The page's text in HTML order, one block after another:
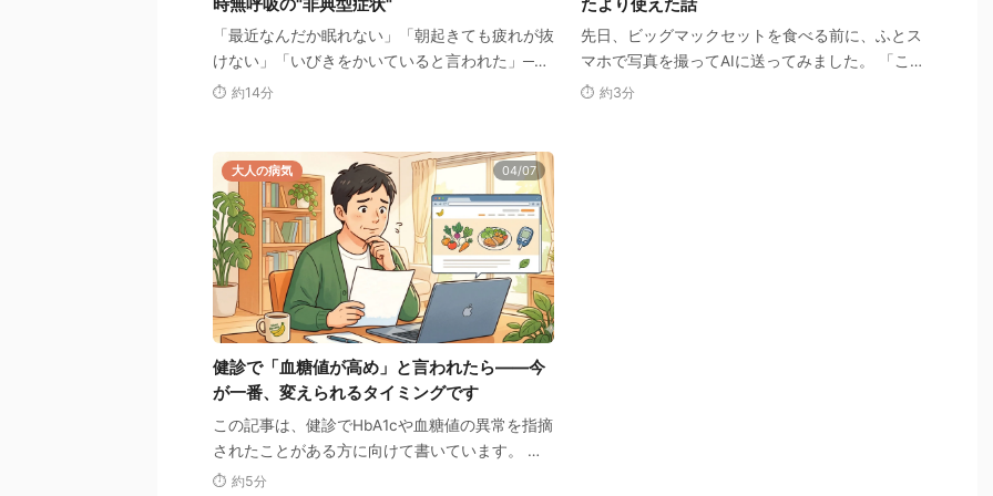
「最近なんだか眠れない」「朝起きても疲れが抜
けない」「いびきをかいていると言われた」──
そんな悩みを、更年期や日々の疲れのせいにして
⏱ 約14分
先日、ビッグマックセットを食べる前に、ふとス
マホで写真を撮ってAIに送ってみました。 「こ
れ何カロリー？ダイエットには適切？」 返って
⏱ 約3分
大人の病気 04/07
健診で「血糖値が高め」と言われたら――今
が一番、変えられるタイミングです
この記事は、健診でHbA1cや血糖値の異常を指摘
されたことがある方に向けて書いています。 健
診の結果票を手にして、こんなふうに思ったこと
⏱ 約5分